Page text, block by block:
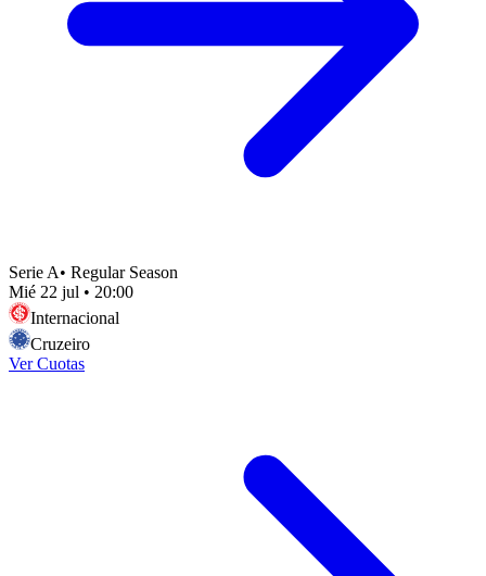
Serie A• Regular Season
Mié 22 jul • 20:00
Internacional
Cruzeiro
Ver Cuotas